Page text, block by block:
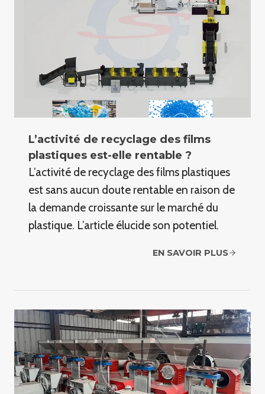
L’activité de recyclage des films
plastiques est-elle rentable ?
L’activité de recyclage des films plastiques
est sans aucun doute rentable en raison de
la demande croissante sur le marché du
plastique. L’article élucide son potentiel.
EN SAVOIR PLUS